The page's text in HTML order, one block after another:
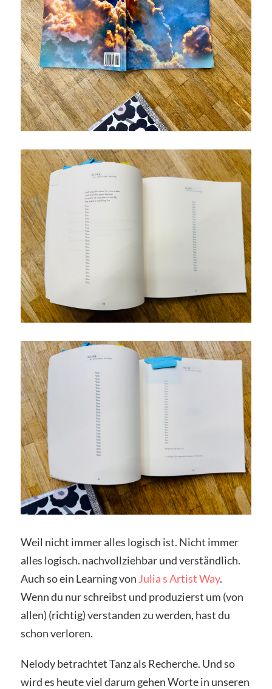
Weil nicht immer alles logisch ist. Nicht immer
alles logisch. nachvollziehbar und verständlich.
Auch so ein Learning von Julia s Artist Way.
Wenn du nur schreibst und produzierst um (von
allen) (richtig) verstanden zu werden, hast du
schon verloren.
Nelody betrachtet Tanz als Recherche. Und so
wird es heute viel darum gehen Worte in unseren